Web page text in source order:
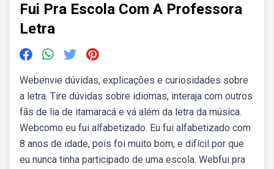
Fui Pra Escola Com A Professora
Letra
Webenvie dúvidas, explicações e curiosidades sobre
a letra. Tire dúvidas sobre idiomas, interaja com outros
fãs de lia de itamaracá e vá além da letra da música.
Webcomo eu fui alfabetizado. Eu fui alfabetizado com
8 anos de idade, pois foi muito bom, e difícil por que
eu nunca tinha participado de uma escola. Webfui pra